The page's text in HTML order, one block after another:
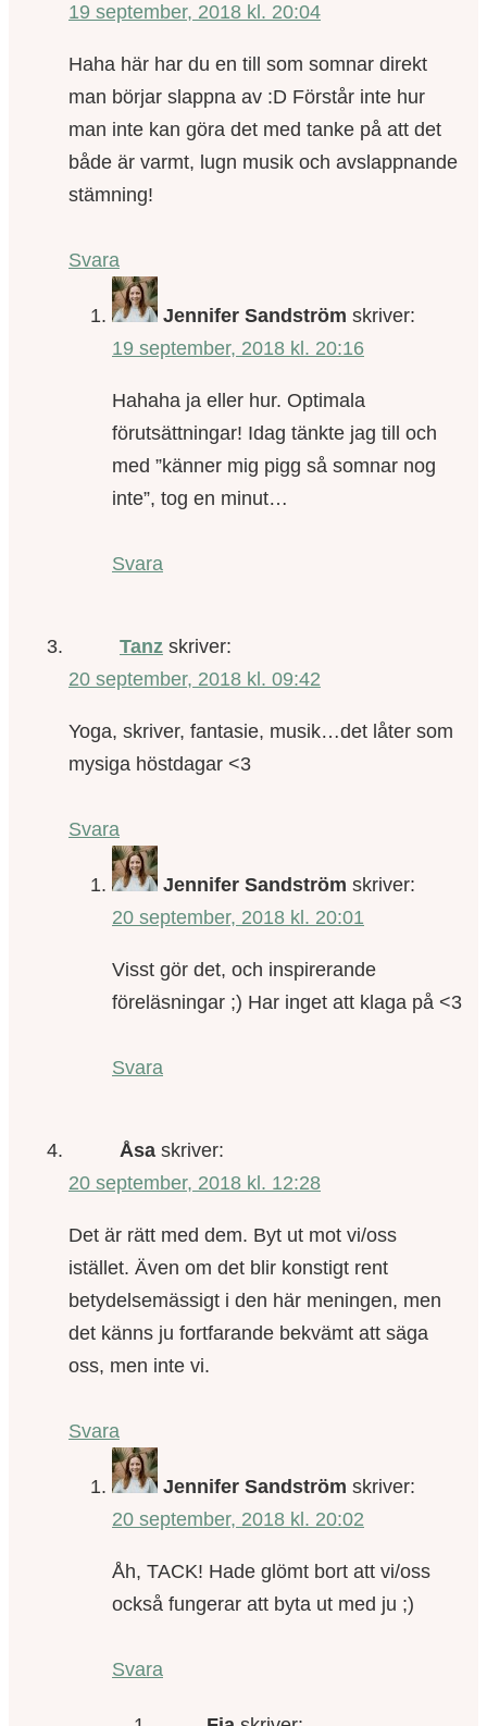
19 september, 2018 kl. 20:04
Haha här har du en till som somnar direkt
man börjar slappna av :D Förstår inte hur
man inte kan göra det med tanke på att det
både är varmt, lugn musik och avslappnande
stämning!
Svara
Jennifer Sandström skriver:
19 september, 2018 kl. 20:16
Hahaha ja eller hur. Optimala
förutsättningar! Idag tänkte jag till och
med ”känner mig pigg så somnar nog
inte”, tog en minut…
Svara
Tanz skriver:
20 september, 2018 kl. 09:42
Yoga, skriver, fantasie, musik…det låter som
mysiga höstdagar <3
Svara
Jennifer Sandström skriver:
20 september, 2018 kl. 20:01
Visst gör det, och inspirerande
föreläsningar ;) Har inget att klaga på <3
Svara
Åsa skriver:
20 september, 2018 kl. 12:28
Det är rätt med dem. Byt ut mot vi/oss
istället. Även om det blir konstigt rent
betydelsemässigt i den här meningen, men
det känns ju fortfarande bekvämt att säga
oss, men inte vi.
Svara
Jennifer Sandström skriver:
20 september, 2018 kl. 20:02
Åh, TACK! Hade glömt bort att vi/oss
också fungerar att byta ut med ju ;)
Svara